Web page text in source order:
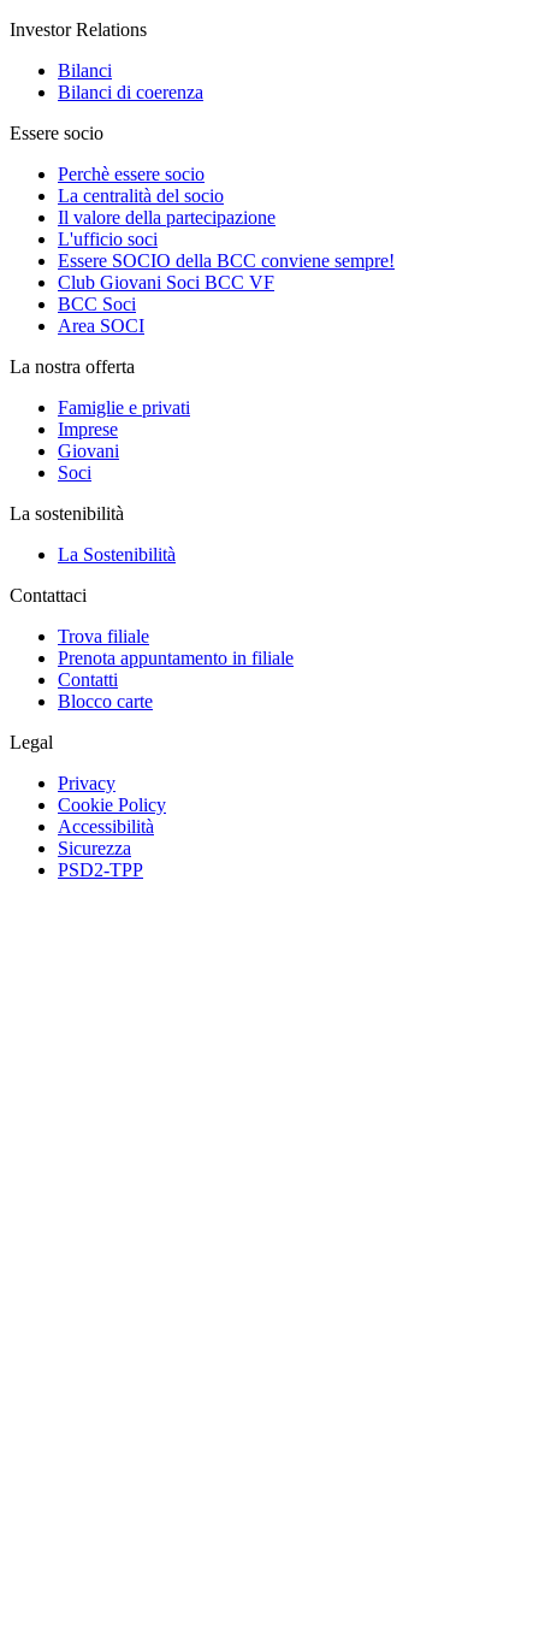
Investor Relations
Bilanci
Bilanci di coerenza
Essere socio
Perchè essere socio
La centralità del socio
Il valore della partecipazione
L'ufficio soci
Essere SOCIO della BCC conviene sempre!
Club Giovani Soci BCC VF
BCC Soci
Area SOCI
La nostra offerta
Famiglie e privati
Imprese
Giovani
Soci
La sostenibilità
La Sostenibilità
Contattaci
Trova filiale
Prenota appuntamento in filiale
Contatti
Blocco carte
Legal
Privacy
Cookie Policy
Accessibilità
Sicurezza
PSD2-TPP